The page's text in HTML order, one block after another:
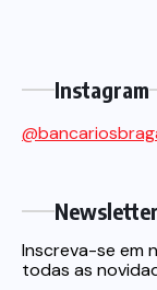
Instagram
Newsletter
Inscreva-se em
todas as